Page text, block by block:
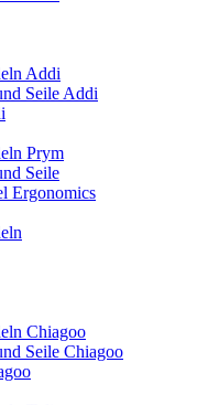
Addi
Seile Addi
Prym
Seile
Ergonomics
Chiagoo
Seile Chiagoo